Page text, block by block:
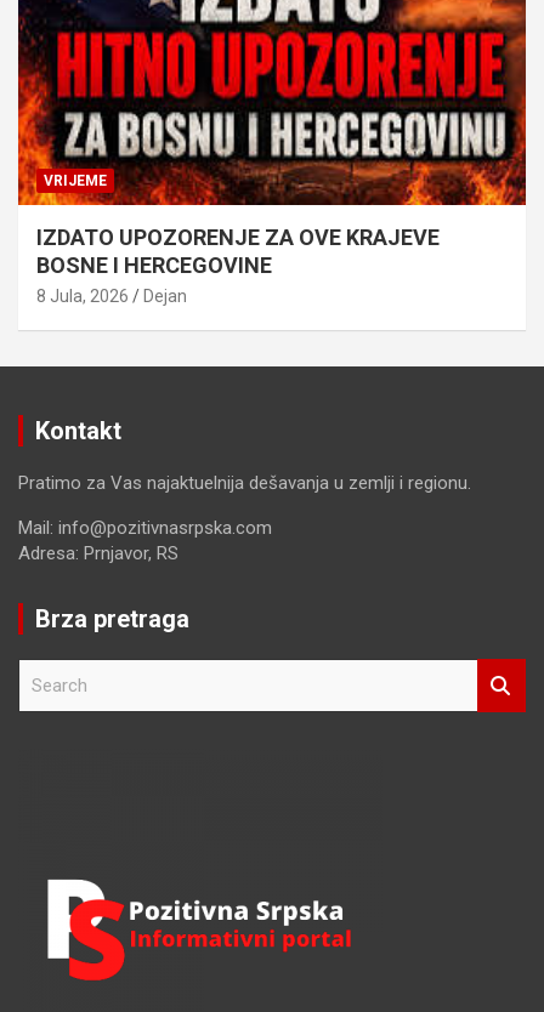
VRIJEME
IZDATO UPOZORENJE ZA OVE KRAJEVE
BOSNE I HERCEGOVINE
8 Jula, 2026 Dejan
Kontakt
Pratimo za Vas najaktuelnija dešavanja u zemlji i regionu.
Mail: info@pozitivnasrpska.com
Adresa: Prnjavor, RS
Brza pretraga